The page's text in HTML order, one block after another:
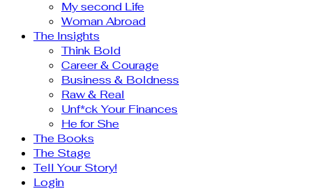
My second Life
Woman Abroad
The Insights
Think Bold
Career & Courage
Business & Boldness
Raw & Real
Unf*ck Your Finances
He for She
The Books
The Stage
Tell Your Story!
Login